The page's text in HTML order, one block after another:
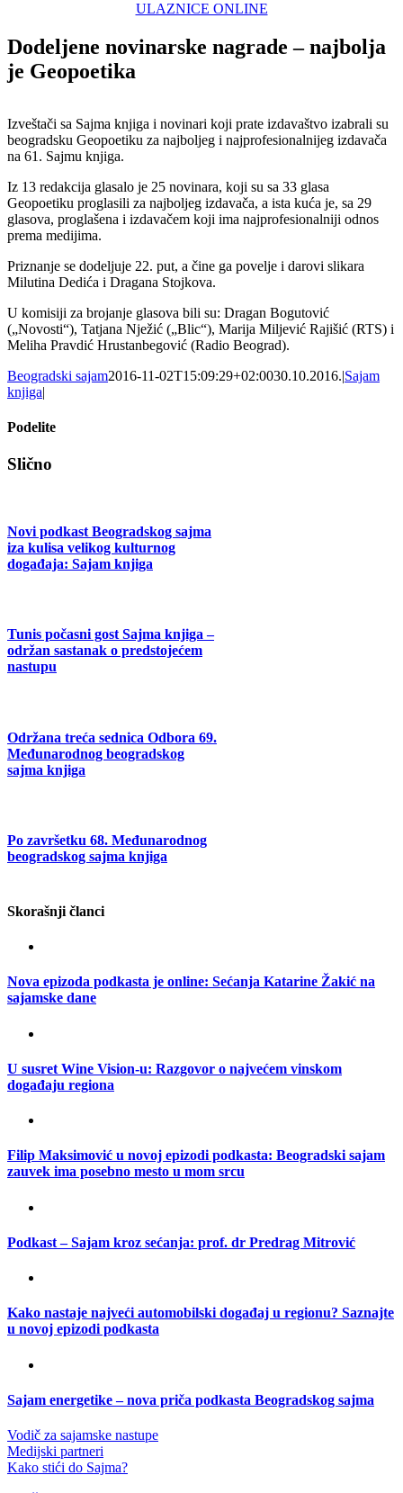
ULAZNICE ONLINE
Dodeljene novinarske nagrade – najbolja
je Geopoetika
Izveštači sa Sajma knjiga i novinari koji prate izdavaštvo izabrali su
beogradsku Geopoetiku za najboljeg i najprofesionalnijeg izdavača
na 61. Sajmu knjiga.
Iz 13 redakcija glasalo je 25 novinara, koji su sa 33 glasa
Geopoetiku proglasili za najboljeg izdavača, a ista kuća je, sa 29
glasova, proglašena i izdavačem koji ima najprofesionalniji odnos
prema medijima.
Priznanje se dodeljuje 22. put, a čine ga povelje i darovi slikara
Milutina Dedića i Dragana Stojkova.
U komisiji za brojanje glasova bili su: Dragan Bogutović
(„Novosti“), Tatjana Nježić („Blic“), Marija Miljević Rajišić (RTS) i
Meliha Pravdić Hrustanbegović (Radio Beograd).
Beogradski sajam2016-11-02T15:09:29+02:0030.10.2016.|Sajam
knjiga|
Podelite
Facebook
X
Tumblr
Pinterest
Email
Slično
Novi podkast Beogradskog sajma
iza kulisa velikog kulturnog
događaja: Sajam knjiga
Tunis počasni gost Sajma knjiga –
održan sastanak o predstojećem
nastupu
Održana treća sednica Odbora 69.
Međunarodnog beogradskog
sajma knjiga
Po završetku 68. Međunarodnog
beogradskog sajma knjiga
Skorašnji članci
Nova epizoda podkasta je online: Sećanja Katarine Žakić na
sajamske dane
U susret Wine Vision-u: Razgovor o najvećem vinskom
događaju regiona
Filip Maksimović u novoj epizodi podkasta: Beogradski sajam
zauvek ima posebno mesto u mom srcu
Podkast – Sajam kroz sećanja: prof. dr Predrag Mitrović
Kako nastaje najveći automobilski događaj u regionu? Saznajte
u novoj epizodi podkasta
Sajam energetike – nova priča podkasta Beogradskog sajma
Vodič za sajamske nastupe
Medijski partneri
Kako stići do Sajma?